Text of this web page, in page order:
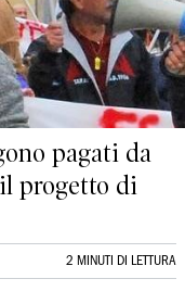
pagati da
progetto di
2 MINUTI DI LETTURA